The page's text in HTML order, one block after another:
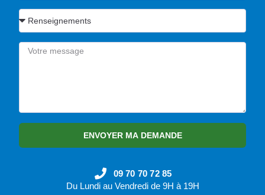
ENVOYER MA DEMANDE
09 70 70 72 85
Du Lundi au Vendredi de 9H à 19H